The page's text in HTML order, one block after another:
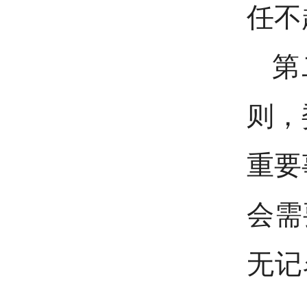
任
则
重
会
无